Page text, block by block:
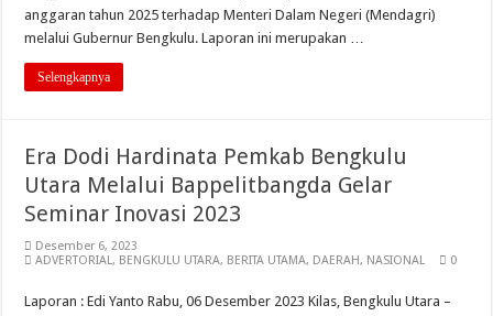
anggaran tahun 2025 terhadap Menteri Dalam Negeri (Mendagri)
melalui Gubernur Bengkulu. Laporan ini merupakan …
Selengkapnya
Era Dodi Hardinata Pemkab Bengkulu
Utara Melalui Bappelitbangda Gelar
Seminar Inovasi 2023
Desember 6, 2023
ADVERTORIAL, BENGKULU UTARA, BERITA UTAMA, DAERAH, NASIONAL 0
Laporan : Edi Yanto Rabu, 06 Desember 2023 Kilas, Bengkulu Utara –